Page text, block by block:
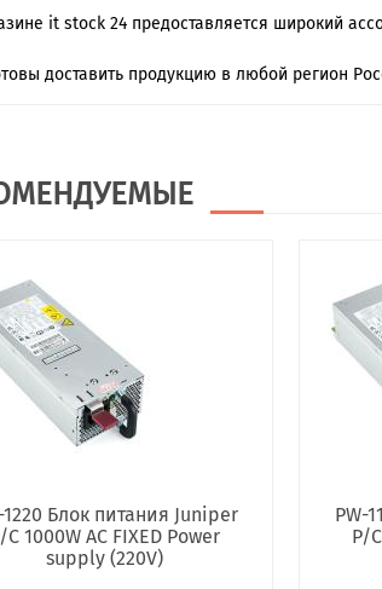
it stock 24 предоставляется широкий
доставить продукцию в любой регион
1220 Блок питания Juniper
C 1000W AC FIXED Power
supply (220V)
PW-
P/